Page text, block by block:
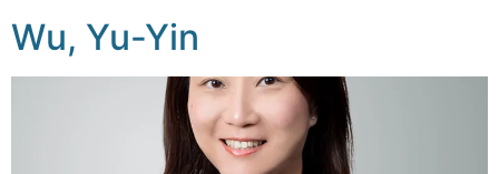
Wu, Yu-Yin